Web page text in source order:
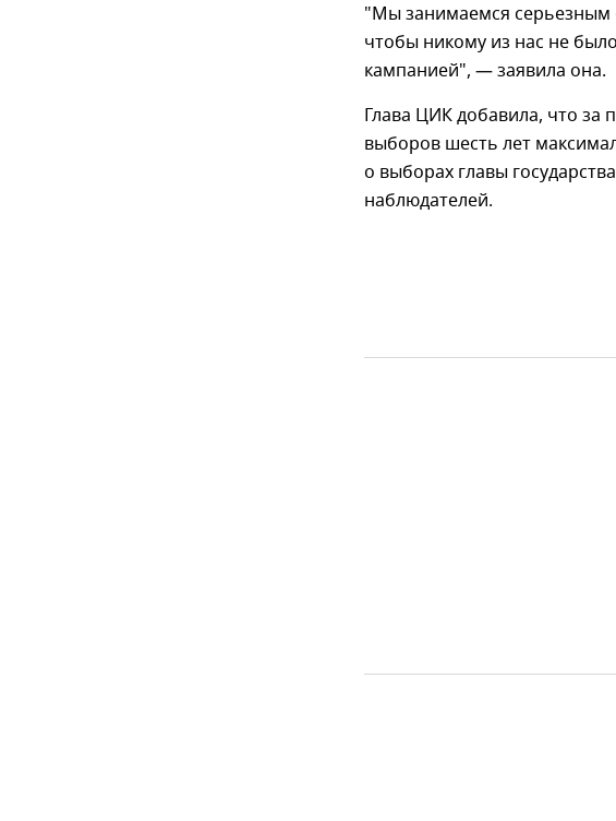
"Мы занимаемся серьезным
чтобы никому из нас не
кампанией", — заявила она.
Глава ЦИК добавила, что
выборов шесть лет
о выборах главы
наблюдателей.